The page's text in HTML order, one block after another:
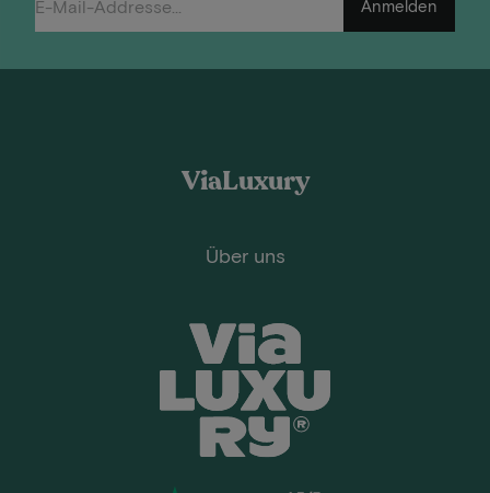
Anmelden
ViaLuxury
Über uns